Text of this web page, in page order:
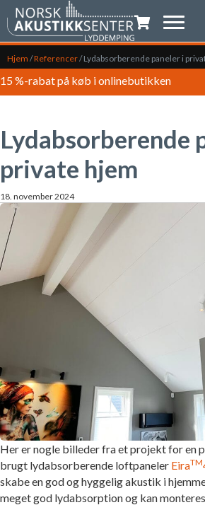
Indkøbsvogn
Hjem /Referencer/Lydabsorberende paneler i
15 %-rabat på køb i onlinebutikken
Lydabsorberende
private hjem
18. november 2024
Her er nogle billeder fra et projekt for en
brugt lydabsorberende loftpaneler EiraTM
skabe en god og hyggelig akustik i
meget god lydabsorption og kan